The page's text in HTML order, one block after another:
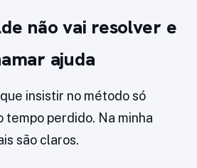
não vai resolver e
ajuda
insistir no método só
tempo perdido. Na minha
são claros.